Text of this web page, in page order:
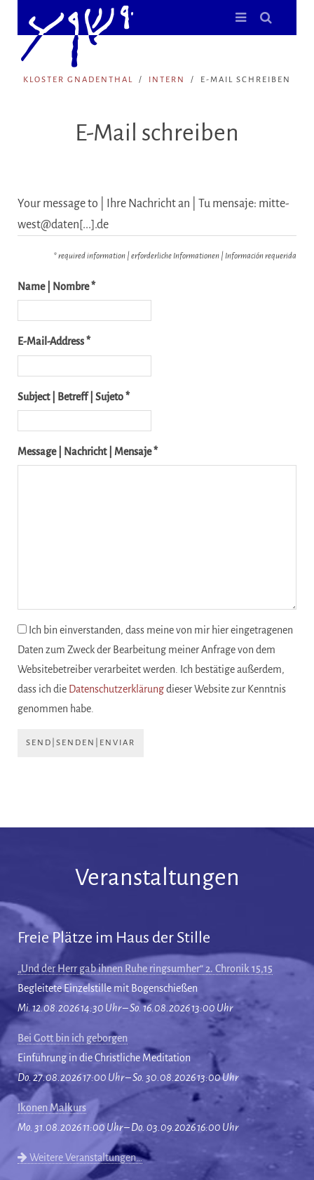
KLOSTER GNADENTHAL INTERN E-MAIL SCHREIBEN
E-Mail schreiben
Your message to | Ihre Nachricht an | Tu mensaje: mitte-
west@daten[...].de
* required information | erforderliche Informationen | Información requerida
Name | Nombre *
E-Mail-Address *
Subject | Betreff | Sujeto *
Message | Nachricht | Mensaje *
Ich bin einverstanden, dass meine von mir hier eingetragenen
Daten zum Zweck der Bearbeitung meiner Anfrage von dem
Websitebetreiber verarbeitet werden. Ich bestätige außerdem,
dass ich die Datenschutzerklärungdieser Website zur Kenntnis
genommen habe.
SEND|SENDEN|ENVIAR
Veranstaltungen
Freie Plätze im Haus der Stille
„Und der Herr gab ihnen Ruhe ringsumher“ 2. Chronik 15,15
Begleitete Einzelstille mit Bogenschießen
Mi. 12.08.2026 14:30 Uhr – So. 16.08.2026 13:00 Uhr
Bei Gott bin ich geborgen
Einführung in die Christliche Meditation
Do. 27.08.2026 17:00 Uhr – So. 30.08.2026 13:00 Uhr
Ikonen Malkurs
Mo. 31.08.2026 11:00 Uhr – Do. 03.09.2026 16:00 Uhr
Weitere Veranstaltungen…